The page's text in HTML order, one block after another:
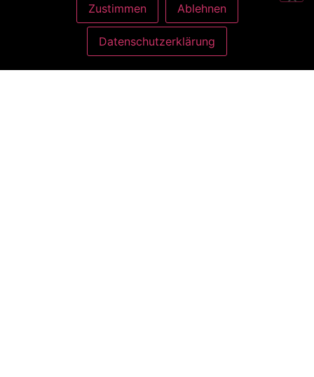
Zustimmen Ablehnen
Datenschutzerklärung